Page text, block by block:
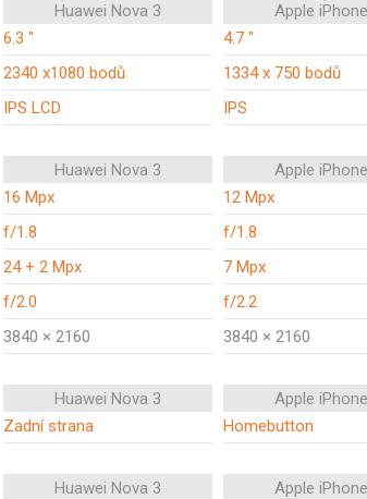
Huawei Nova 3
Apple
6.3 "
4.7 "
2340 x1080 bodů
1334 x 750 bodů
IPS LCD IPS
Huawei Nova 3
Apple
16 Mpx
12 Mpx
f/1.8
f/1.8
24 + 2 Mpx
7 Mpx
f/2.0
f/2.2
3840 × 2160 3840 × 2160
Huawei Nova 3
Apple
Zadní strana Homebutton
Huawei Nova 3
Apple